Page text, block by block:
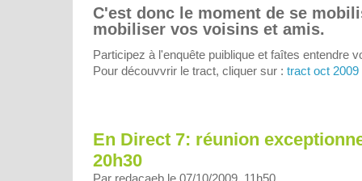
C'est donc le moment de se
mobiliser vos voisins et amis.
Participez à l'enquête puiblique et faîtes entendre
Pour découvvrir le tract, cliquer sur : tract oct 2009
En Direct 7: réunion
20h30
Par redacaeb le 07/10/2009, 11h50